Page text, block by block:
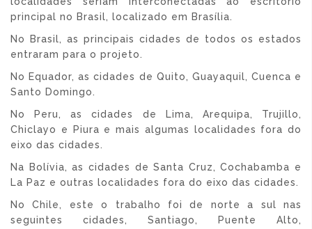
principal no Brasil, localizado em Brasília.
No Brasil, as principais cidades de todos os estados
entraram para o projeto.
No Equador, as cidades de Quito, Guayaquil, Cuenca e
Santo Domingo.
No Peru, as cidades de Lima, Arequipa, Trujillo,
Chiclayo e Piura e mais algumas localidades fora do
eixo das cidades.
Na Bolívia, as cidades de Santa Cruz, Cochabamba e
La Paz e outras localidades fora do eixo das cidades.
No Chile, este o trabalho foi de norte a sul nas
seguintes cidades, Santiago, Puente Alto,